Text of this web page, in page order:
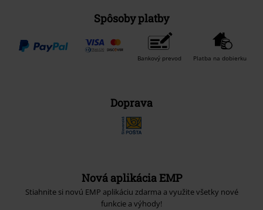
Spôsoby platby
Bankový prevod Platba na dobierku
Doprava
Nová aplikácia EMP
Stiahnite si novú EMP aplikáciu zdarma a využite všetky nové
funkcie a výhody!